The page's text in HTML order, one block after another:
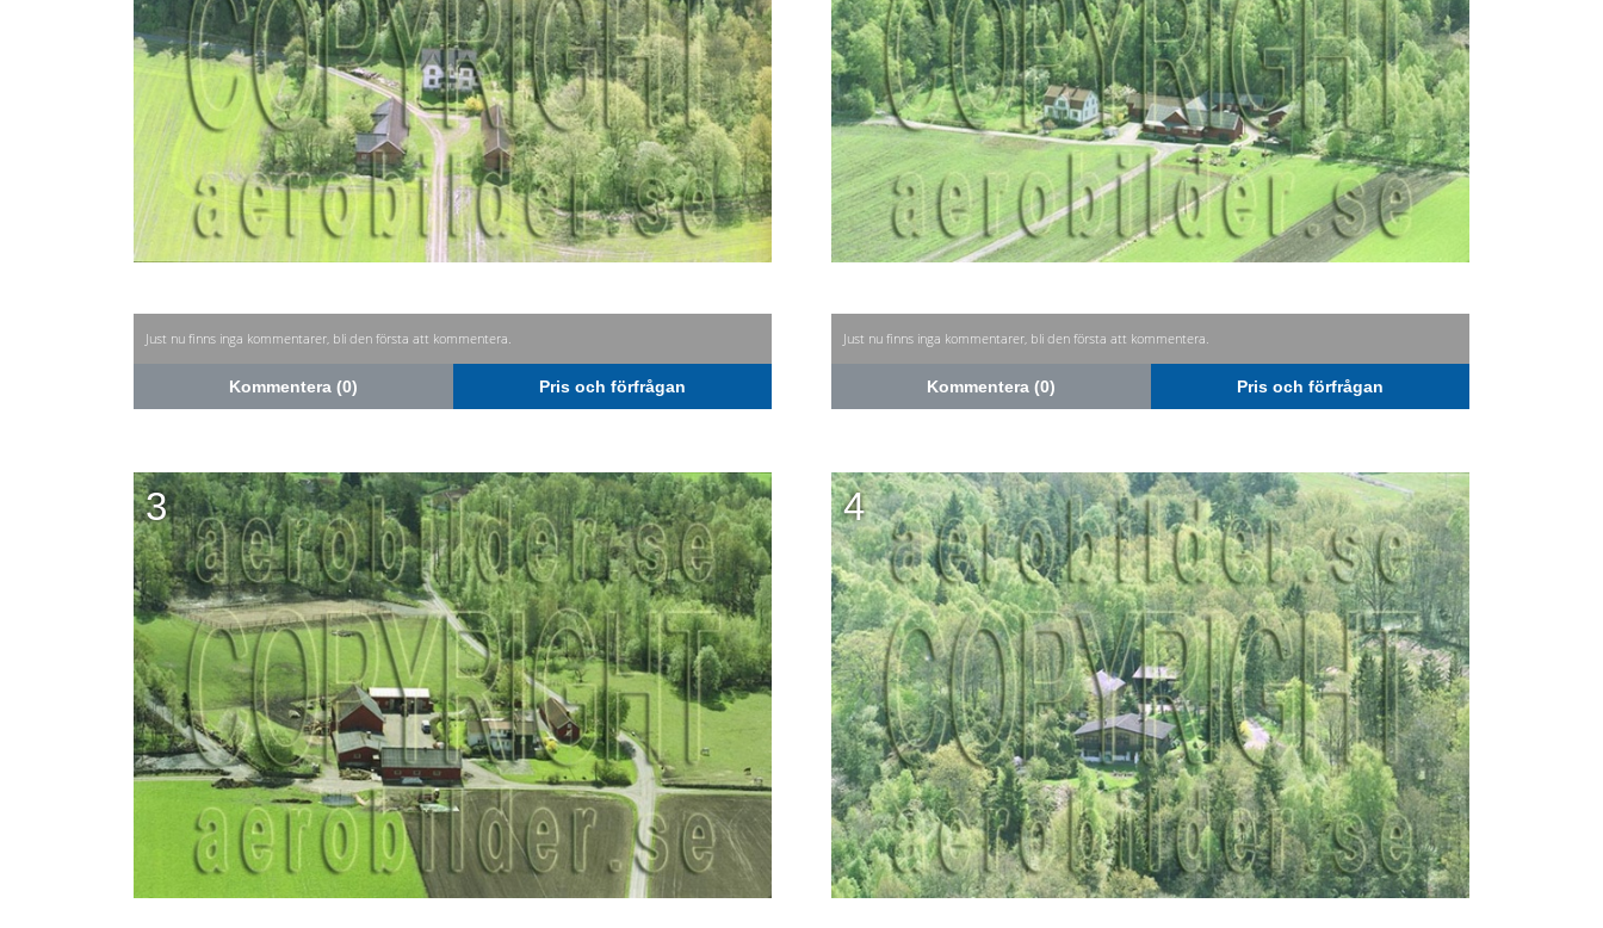
Just nu finns inga kommentarer, bli den första att kommentera.
Kommentera (0) Pris och förfrågan
Just nu finns inga kommentarer, bli den första att kommentera.
Kommentera (0) Pris och förfrågan
3 4